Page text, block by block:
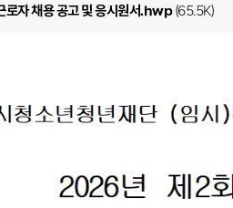
자 채용 공고 및 응시원서.hwp(65.5K)